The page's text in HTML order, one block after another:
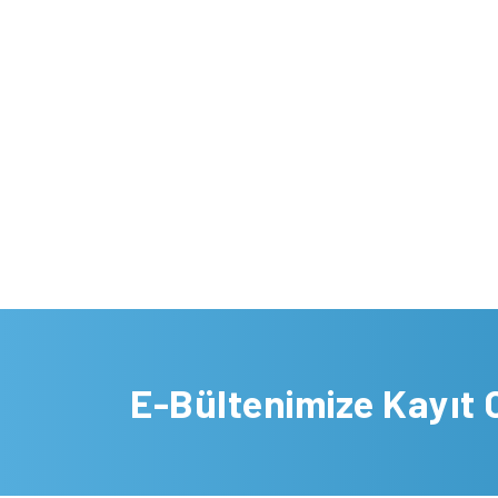
E-Bültenimize Kayıt